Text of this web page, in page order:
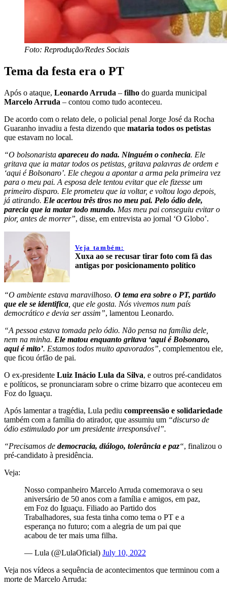
Foto: Reprodução/Redes Sociais
Tema da festa era o PT
Após o ataque, Leonardo Arruda – filho do guarda municipal
Marcelo Arruda – contou como tudo aconteceu.
De acordo com o relato dele, o policial penal Jorge José da Rocha
Guaranho invadiu a festa dizendo que mataria todos os petistas
que estavam no local.
“O bolsonarista apareceu do nada. Ninguém o conhecia. Ele
gritava que ia matar todos os petistas, gritava palavras de ordem e
‘aqui é Bolsonaro’. Ele chegou a apontar a arma pela primeira vez
para o meu pai. A esposa dele tentou evitar que ele fizesse um
primeiro disparo. Ele prometeu que ia voltar, e voltou logo depois,
já atirando. Ele acertou três tiros no meu pai. Pelo ódio dele,
parecia que ia matar todo mundo. Mas meu pai conseguiu evitar o
pior, antes de morrer”, disse, em entrevista ao jornal ‘O Globo’.
Veja também:
Xuxa ao se recusar tirar foto com fã das
antigas por posicionamento político
“O ambiente estava maravilhoso. O tema era sobre o PT, partido
que ele se identifica , que ele gosta. Nós vivemos num país
democrático e devia ser assim”, lamentou Leonardo.
“A pessoa estava tomada pelo ódio. Não pensa na família dele,
nem na minha. Ele matou enquanto gritava ‘aqui é Bolsonaro,
aqui é mito’. Estamos todos muito apavorados”, complementou ele,
que ficou órfão de pai.
O ex-presidente Luiz Inácio Lula da Silva, e outros pré-candidatos
e políticos, se pronunciaram sobre o crime bizarro que aconteceu em
Foz do Iguaçu.
Após lamentar a tragédia, Lula pediu compreensão e solidariedade
também com a família do atirador, que assumiu um “discurso de
ódio estimulado por um presidente irresponsável”.
“Precisamos de democracia, diálogo, tolerância e paz“, finalizou o
pré-candidato à presidência.
Veja:
Nosso companheiro Marcelo Arruda comemorava o seu
aniversário de 50 anos com a família e amigos, em paz,
em Foz do Iguaçu. Filiado ao Partido dos
Trabalhadores, sua festa tinha como tema o PT e a
esperança no futuro; com a alegria de um pai que
acabou de ter mais uma filha.
— Lula (@LulaOficial) July 10, 2022
Veja nos vídeos a sequência de acontecimentos que terminou com a
morte de Marcelo Arruda: